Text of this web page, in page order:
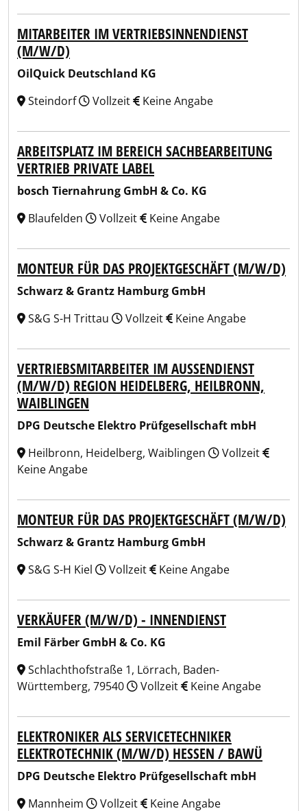
MITARBEITER IM VERTRIEBSINNENDIENST
(M/W/D)
OilQuick Deutschland KG
Steindorf
Vollzeit Keine Angabe
ARBEITSPLATZ IM BEREICH SACHBEARBEITUNG
VERTRIEB PRIVATE LABEL
bosch Tiernahrung GmbH & Co. KG
Blaufelden
Vollzeit Keine Angabe
MONTEUR FÜR DAS PROJEKTGESCHÄFT (M/W/D)
Schwarz & Grantz Hamburg GmbH
S&G S-H Trittau
Vollzeit Keine Angabe
VERTRIEBSMITARBEITER IM AUSSENDIENST (
M/W/D) REGION HEIDELBERG, HEILBRONN, W
AIBLINGEN
DPG Deutsche Elektro Prüfgesellschaft mbH
Heilbronn, Heidelberg, Waiblingen
Vollzeit
Keine Angabe
MONTEUR FÜR DAS PROJEKTGESCHÄFT (M/W/D)
Schwarz & Grantz Hamburg GmbH
S&G S-H Kiel
Vollzeit Keine Angabe
VERKÄUFER (M/W/D) - INNENDIENST
Emil Färber GmbH & Co. KG
Schlachthofstraße 1, Lörrach, Baden-
Württemberg, 79540
Vollzeit Keine Angabe
ELEKTRONIKER ALS SERVICETECHNIKER
ELEKTROTECHNIK (M/W/D) HESSEN / BAWÜ
DPG Deutsche Elektro Prüfgesellschaft mbH
Mannheim
Vollzeit Keine Angabe